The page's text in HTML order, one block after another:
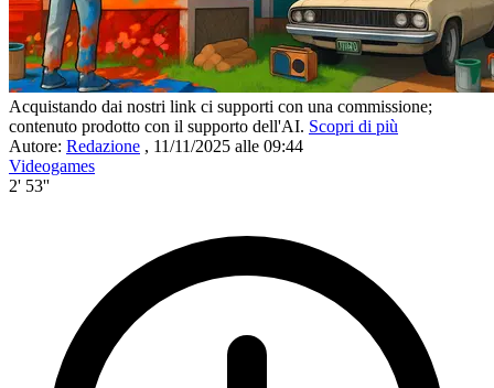
Acquistando dai nostri link ci supporti con una commissione;
contenuto prodotto con il supporto dell'AI. Scopri di più
Autore: Redazione , 11/11/2025 alle 09:44
Videogames
2' 53''